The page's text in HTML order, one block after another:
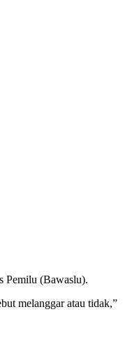
Pemilu (Bawaslu).
melanggar atau tidak,”